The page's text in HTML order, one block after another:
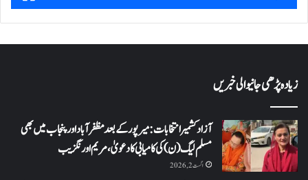
زیادہ پڑھی جانیوالی خبریں
آزاد کشمیر انتخابات: میرپور کے بعد مظفرآباد اور پنجاب میں بھی
مسلم لیگ (ن) کی کامیابی کا دعویٰ، مریم اورنگزیب
اگست 2, 2026